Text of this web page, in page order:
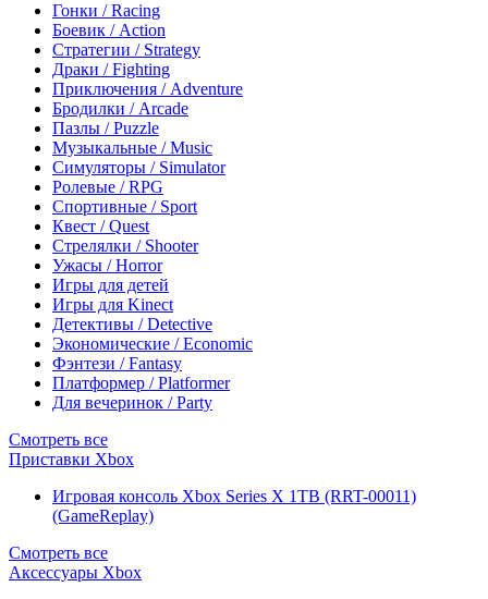
Гонки / Racing
Боевик / Action
Стратегии / Strategy
Драки / Fighting
Приключения / Adventure
Бродилки / Arcade
Пазлы / Puzzle
Музыкальные / Music
Симуляторы / Simulator
Ролевые / RPG
Спортивные / Sport
Квест / Quest
Стрелялки / Shooter
Ужасы / Horror
Игры для детей
Игры для Kinect
Детективы / Detective
Экономические / Economic
Фэнтези / Fantasy
Платформер / Platformer
Для вечеринок / Party
Смотреть все
Приставки Xbox
Игровая консоль Xbox Series X 1TB (RRT-00011)
(GameReplay)
Смотреть все
Аксессуары Xbox